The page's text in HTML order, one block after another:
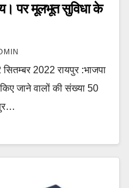
पर मूलभूत सुविधा के
2022 रायपुर :भाजपा
जाने वालों की संख्या 50